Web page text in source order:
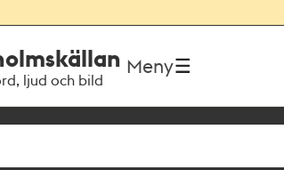
ljud och bild
Meny